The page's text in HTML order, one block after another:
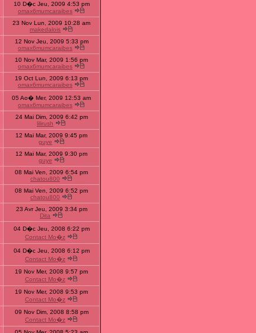
10 D�c Jeu, 2009 4:53 pm
omax6mumcaraibes
23 Nov Lun, 2009 10:28 am
makedalois
12 Nov Jeu, 2009 5:33 pm
omax6mumcaraibes
10 Nov Mar, 2009 1:56 pm
omax6mumcaraibes
19 Oct Lun, 2009 6:13 pm
omax6mumcaraibes
05 Ao� Mer, 2009 12:53 am
omax6mumcaraibes
24 Mai Dim, 2009 6:42 pm
lilirush
12 Mai Mar, 2009 9:45 pm
guye
12 Mai Mar, 2009 9:30 pm
guye
08 Mai Ven, 2009 6:54 pm
chatou800
08 Mai Ven, 2009 6:52 pm
chatou800
23 Avr Jeu, 2009 3:34 pm
Dita
04 D�c Jeu, 2008 6:22 pm
Contact Mo�z
04 D�c Jeu, 2008 6:12 pm
Contact Mo�z
19 Nov Mer, 2008 9:57 pm
Contact Mo�z
19 Nov Mer, 2008 9:53 pm
Contact Mo�z
09 Nov Dim, 2008 8:58 pm
Contact Mo�z